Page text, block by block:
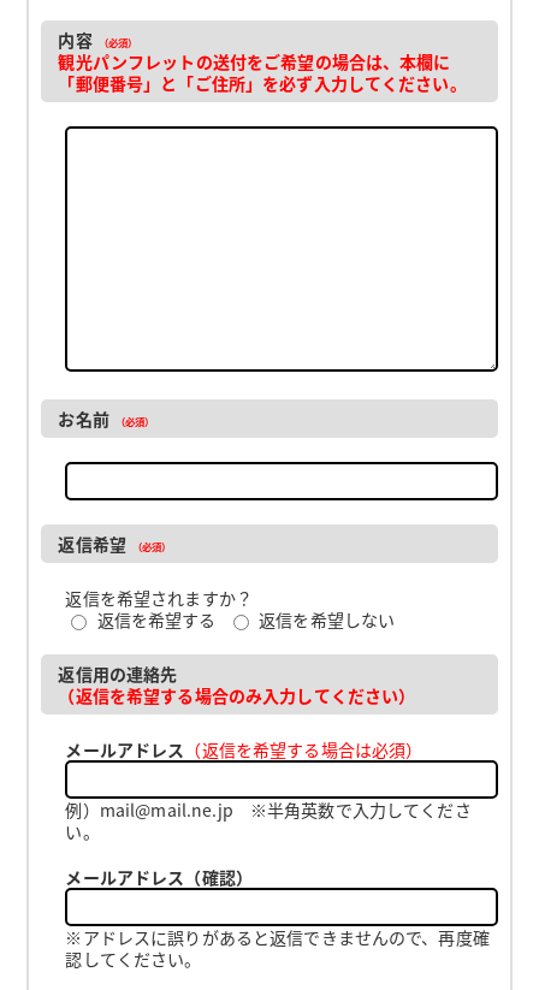
内容 （必須）
観光パンフレットの送付をご希望の場合は、本欄に
「郵便番号」と「ご住所」を必ず入力してください。
お名前 （必須）
返信希望 （必須）
返信を希望されますか？
返信を希望する
返信を希望しない
返信用の連絡先
（返信を希望する場合のみ入力してください）
メールアドレス （返信を希望する場合は必須）
例）mail@mail.ne.jp ※半角英数で入力してくださ
い。
メールアドレス（確認）
※アドレスに誤りがあると返信できませんので、再度確
認してください。